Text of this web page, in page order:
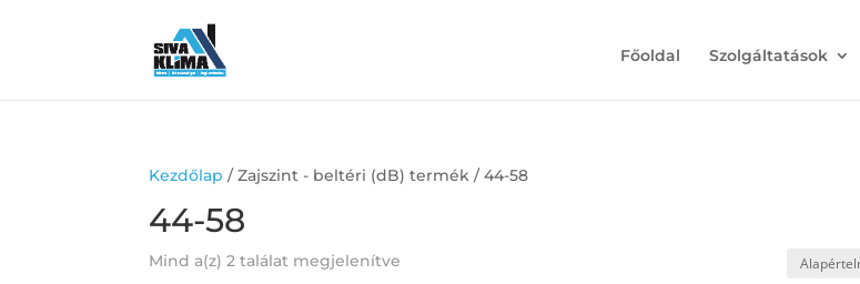
Főoldal Szolgáltatások
Kezdőlap / Zajszint - beltéri (dB) termék / 44-58
44-58
Mind a(z) 2 találat megjelenítve